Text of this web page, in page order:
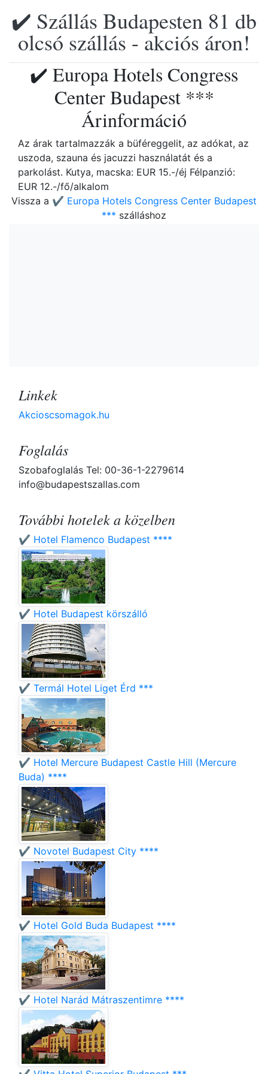
✔️ Szállás Budapesten 81 db
olcsó szállás - akciós áron!
✔️ Europa Hotels Congress
Center Budapest ***
Árinformáció
Az árak tartalmazzák a büféreggelit, az adókat, az
uszoda, szauna és jacuzzi használatát és a
parkolást. Kutya, macska: EUR 15.-/éj Félpanzió:
EUR 12.-/fő/alkalom
Vissza a ✔️ Europa Hotels Congress Center Budapest
*** szálláshoz
Linkek
Akcioscsomagok.hu
Foglalás
Szobafoglalás Tel: 00-36-1-2279614
info@budapestszallas.com
További hotelek a közelben
✔️ Hotel Flamenco Budapest ****
✔️ Hotel Budapest körszálló
✔️ Termál Hotel Liget Érd ***
✔️ Hotel Mercure Budapest Castle Hill (Mercure
Buda) ****
✔️ Novotel Budapest City ****
✔️ Hotel Gold Buda Budapest ****
✔️ Hotel Narád Mátraszentimre ****